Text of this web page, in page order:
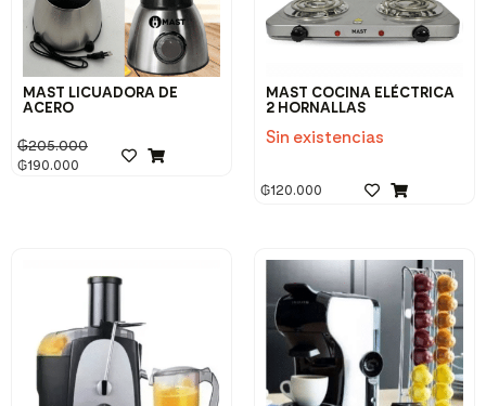
MAST LICUADORA DE
ACERO
₲205.000
₲190.000
MAST COCINA ELÉCTRICA
2 HORNALLAS
Sin existencias
₲120.000